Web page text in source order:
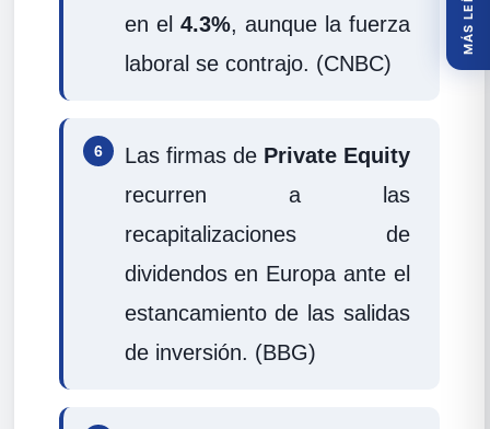
en el 4.3%, aunque la fuerza
laboral se contrajo. (CNBC)
6 Las firmas de Private Equity
recurren a las
recapitalizaciones de
dividendos en Europa ante el
estancamiento de las salidas
de inversión. (BBG)